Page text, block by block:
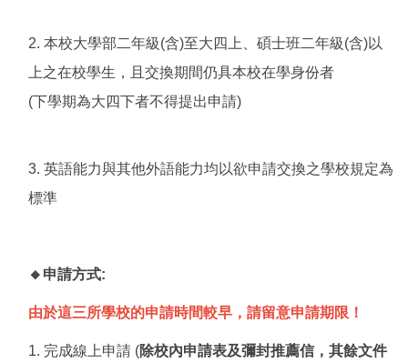
2. 本校大學部二年級(含)至大四上、碩士班二年級(含)以
上之在校學生，且交換期間仍具本校在學身份者
(下學期為大四下者不得提出申請)
3. 英語能力與其他外語能力均以欲申請交換之學校規定為
標準
🔸申請方式:
由於這三所學校的申請時間較早，請留意申請期限！
1. 完成線上申請 (除校內申請表及彌封推薦信，其餘文件